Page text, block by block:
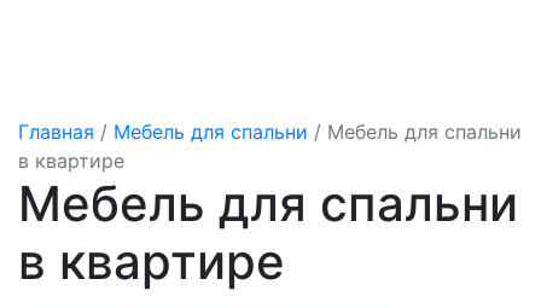
Главная / Мебель для спальни / Мебель для спальни
в квартире
Мебель для спальни
в квартире